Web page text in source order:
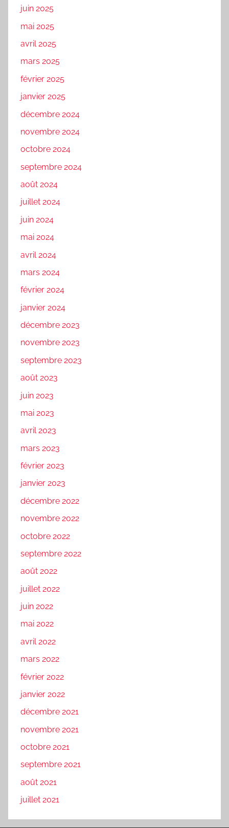
juin 2025
mai 2025
avril 2025
mars 2025
février 2025
janvier 2025
décembre 2024
novembre 2024
octobre 2024
septembre 2024
août 2024
juillet 2024
juin 2024
mai 2024
avril 2024
mars 2024
février 2024
janvier 2024
décembre 2023
novembre 2023
septembre 2023
août 2023
juin 2023
mai 2023
avril 2023
mars 2023
février 2023
janvier 2023
décembre 2022
novembre 2022
octobre 2022
septembre 2022
août 2022
juillet 2022
juin 2022
mai 2022
avril 2022
mars 2022
février 2022
janvier 2022
décembre 2021
novembre 2021
octobre 2021
septembre 2021
août 2021
juillet 2021